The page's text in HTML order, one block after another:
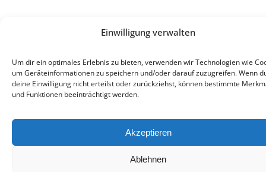
Einwilligung verwalten
Um dir ein optimales Erlebnis zu bieten, verwenden wir Technologien wie
um Geräteinformationen zu speichern und/oder darauf zuzugreifen. Wenn
deine Einwilligung nicht erteilst oder zurückziehst, können bestimmte
und Funktionen beeinträchtigt werden.
Akzeptieren
Ablehnen